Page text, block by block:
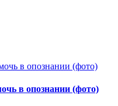
в опознании (фото)